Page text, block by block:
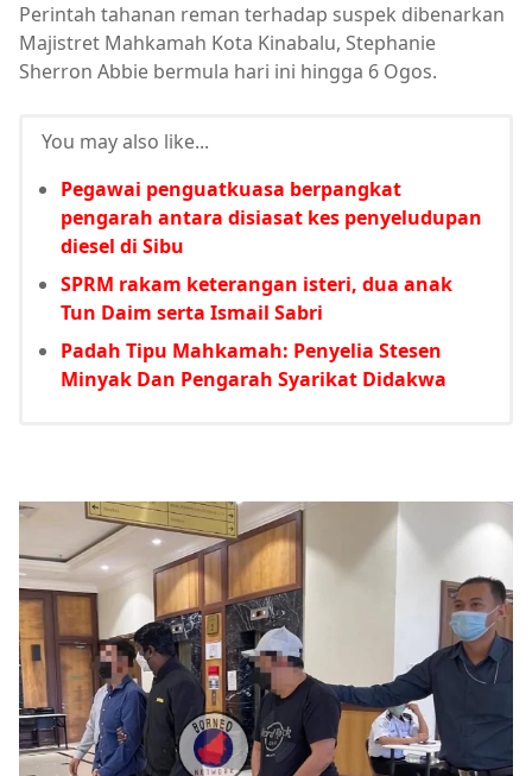
Perintah tahanan reman terhadap suspek dibenarkan
Majistret Mahkamah Kota Kinabalu, Stephanie
Sherron Abbie bermula hari ini hingga 6 Ogos.
You may also like...
Pegawai penguatkuasa berpangkat
pengarah antara disiasat kes penyeludupan
diesel di Sibu
SPRM rakam keterangan isteri, dua anak
Tun Daim serta Ismail Sabri
Padah Tipu Mahkamah: Penyelia Stesen
Minyak Dan Pengarah Syarikat Didakwa